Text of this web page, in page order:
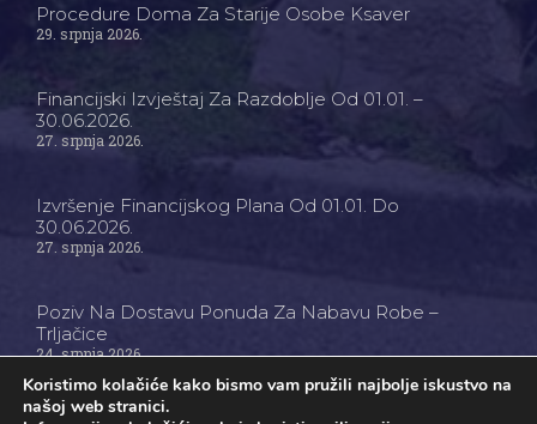
Procedure Doma Za Starije Osobe Ksaver
29. srpnja 2026.
Financijski Izvještaj Za Razdoblje Od 01.01. –
30.06.2026.
27. srpnja 2026.
Izvršenje Financijskog Plana Od 01.01. Do
30.06.2026.
27. srpnja 2026.
Poziv Na Dostavu Ponuda Za Nabavu Robe –
Trljačice
24. srpnja 2026.
Koristimo kolačiće kako bismo vam pružili najbolje iskustvo na
našoj web stranici.